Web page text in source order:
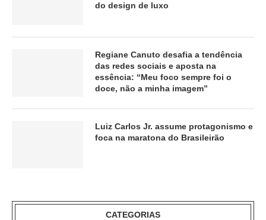
do design de luxo
Regiane Canuto desafia a tendência
das redes sociais e aposta na
essência: “Meu foco sempre foi o
doce, não a minha imagem”
Luiz Carlos Jr. assume protagonismo e
foca na maratona do Brasileirão
CATEGORIAS